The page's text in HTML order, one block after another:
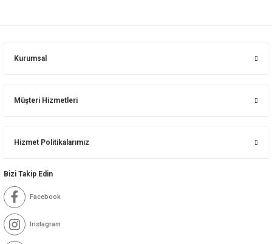
Kurumsal
Müşteri Hizmetleri
Hizmet Politikalarımız
Bizi Takip Edin
Facebook
Instagram